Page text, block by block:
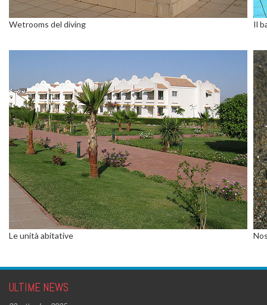
Wetrooms del diving Il
Le unità abitative
ULTIME NEWS